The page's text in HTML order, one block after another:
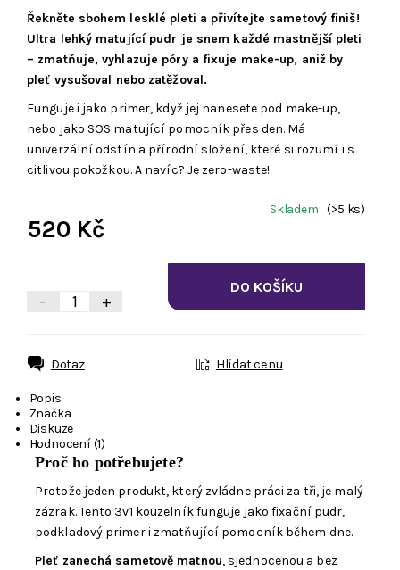
Řekněte sbohem lesklé pleti a přivítejte sametový finiš!
Ultra lehký matující pudr je snem každé mastnější pleti
– zmatňuje, vyhlazuje póry a fixuje make-up, aniž by
pleť vysušoval nebo zatěžoval.
Funguje i jako primer, když jej nanesete pod make-up,
nebo jako SOS matující pomocník přes den. Má
univerzální odstín a přírodní složení, které si rozumí i s
citlivou pokožkou. A navíc? Je zero-waste!
(>5 ks)
Skladem
520 Kč
- +
Dotaz Hlídat cenu
Popis
Značka
Diskuze
Hodnocení (1)
Proč ho potřebujete?
Protože jeden produkt, který zvládne práci za tři, je malý
zázrak. Tento 3v1 kouzelník funguje jako fixační pudr,
podkladový primer i zmatňující pomocník během dne.
Pleť zanechá sametově matnou, sjednocenou a bez